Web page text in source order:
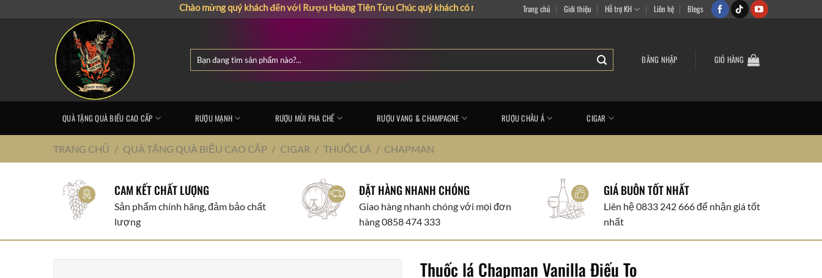
Chào mừng quý khách đến với Rượu Hoàng Tiên TửuChúc quý khách có những giây phút mua sắm vui vẻ
Trang chủ Giới thiệu Hỗ trợ KH Liên hệ Blogs
kiếm:
ĐĂNG NHẬP GIỎ HÀNG
QUÀ TẶNG QUÀ BIẾU CAO CẤP RƯỢU MẠNH RƯỢU MÙI PHA CHẾ RƯỢU VANG & CHAMPAGNE RƯỢU CHÂU Á CIGAR
TRANG CHỦ / QUÀ TẶNG QUÀ BIẾU CAO CẤP / CIGAR / THUỐC LÁ / CHAPMAN
CAM KẾT CHẤT LƯỢNG
Sản phẩm chính hãng, đảm bảo chất
lượng
ĐẶT HÀNG NHANH CHÓNG
Giao hàng nhanh chóng với mọi đơn
hàng 0858 474 333
GIÁ BUÔN TỐT NHẤT
Liên hệ 0833 242 666 để nhận giá tốt
nhất
Thuốc lá Chapman Vanilla Điếu To